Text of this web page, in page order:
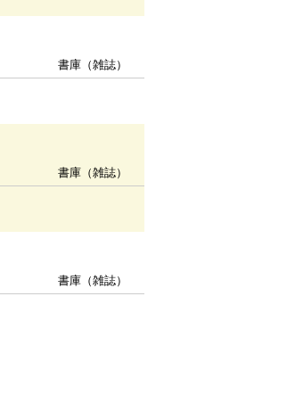
書庫（雑誌）
書庫（雑誌）
書庫（雑誌）